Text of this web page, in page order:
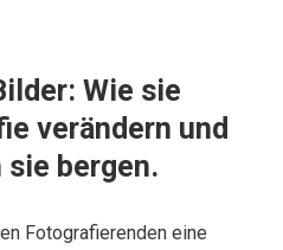
Wie sie
verändern und
bergen.
Fotografierenden eine